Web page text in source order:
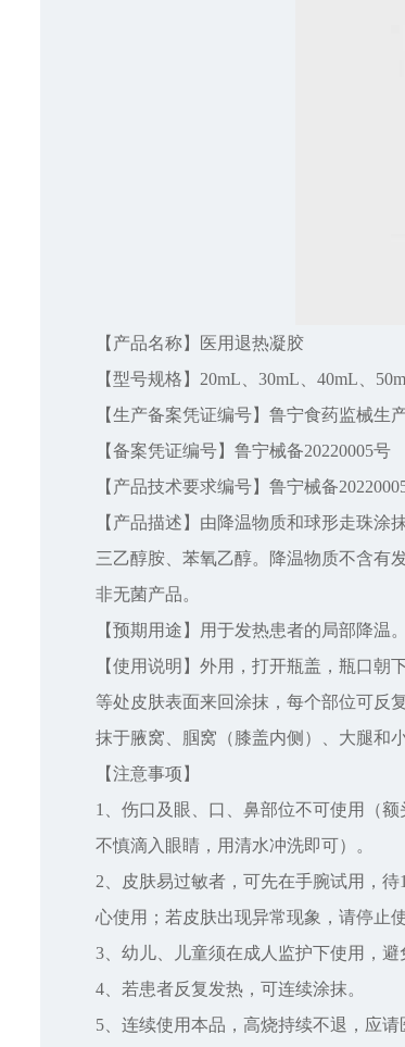
【产品名称】医用退热凝胶
【型号规格】20mL、30mL、40mL、
【生产备案凭证编号】鲁宁食药监械生
【备案凭证编号】鲁宁械备20220005号
【产品技术要求编号】鲁宁械备
【产品描述】由降温物质和球形走珠涂
三乙醇胺、苯氧乙醇。降温物质不含有
非无菌产品。
【预期用途】用于发热患者的局部降温
【使用说明】外用，打开瓶盖，瓶口
等处皮肤表面来回涂抹，每个部位可反
抹于腋窝、腘窝（膝盖内侧）、大腿和
【注意事项】
1、伤口及眼、口、鼻部位不可使用（
不慎滴入眼睛，用清水冲洗即可）。
2、皮肤易过敏者，可先在手腕试用，
心使用；若皮肤出现异常现象，请停止
3、幼儿、儿童须在成人监护下使用，避
4、若患者反复发热，可连续涂抹。
5、连续使用本品，高烧持续不退，应请